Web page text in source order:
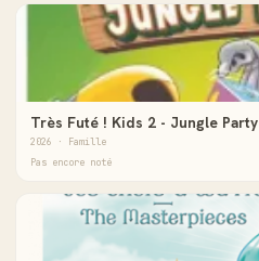
Très Futé ! Kids 2 - Jungle Party
2026 · Famille
Pas encore noté